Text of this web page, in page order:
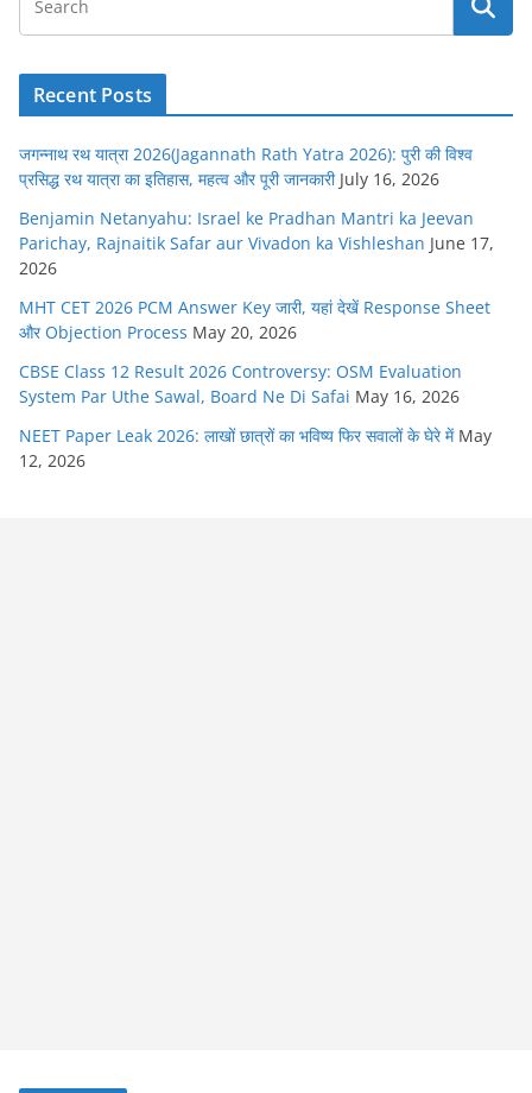
Recent Posts
जगन्नाथ रथ यात्रा 2026(Jagannath Rath Yatra 2026): पुरी की विश्व
प्रसिद्ध रथ यात्रा का इतिहास, महत्व और पूरी जानकारी July 16, 2026
Benjamin Netanyahu: Israel ke Pradhan Mantri ka Jeevan
Parichay, Rajnaitik Safar aur Vivadon ka Vishleshan June 17,
2026
MHT CET 2026 PCM Answer Key जारी, यहां देखें Response Sheet
और Objection Process May 20, 2026
CBSE Class 12 Result 2026 Controversy: OSM Evaluation
System Par Uthe Sawal, Board Ne Di Safai May 16, 2026
NEET Paper Leak 2026: लाखों छात्रों का भविष्य फिर सवालों के घेरे में May
12, 2026